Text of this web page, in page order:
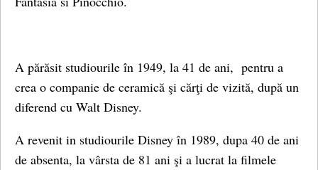
A părăsit studiourile în 1949, la 41 de ani, pentru a
crea o companie de ceramică şi cărţi de vizită, după un
diferend cu Walt Disney.
A revenit in studiourile Disney în 1989, dupa 40 de ani
de absenta, la vârsta de 81 ani şi a lucrat la filmele